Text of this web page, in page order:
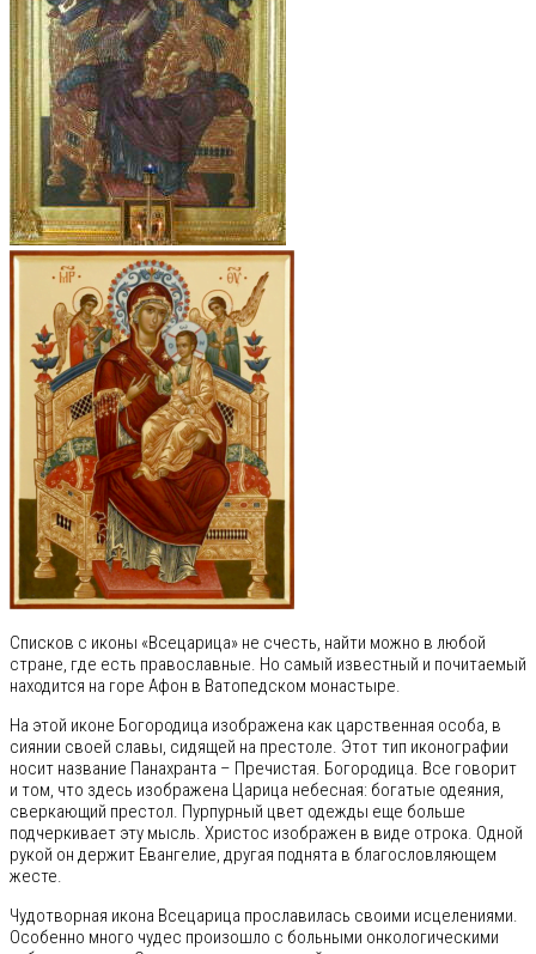
Списков с иконы «Всецарица» не счесть, найти можно в любой
стране, где есть православные. Но самый известный и почитаемый
находится на горе Афон в Ватопедском монастыре.
На этой иконе Богородица изображена как царственная особа, в
сиянии своей славы, сидящей на престоле. Этот тип иконографии
носит название Панахранта – Пречистая. Богородица. Все говорит
и том, что здесь изображена Царица небесная: богатые одеяния,
сверкающий престол. Пурпурный цвет одежды еще больше
подчеркивает эту мысль. Христос изображен в виде отрока. Одной
рукой он держит Евангелие, другая поднята в благословляющем
жесте.
Чудотворная икона Всецарица прославилась своими исцелениями.
Особенно много чудес произошло с больными онкологическими